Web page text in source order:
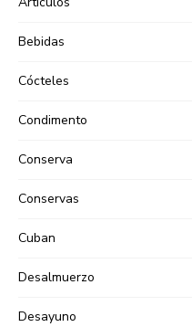
Bebidas
Cócteles
Condimento
Conserva
Conservas
Cuban
Desalmuerzo
Desayuno